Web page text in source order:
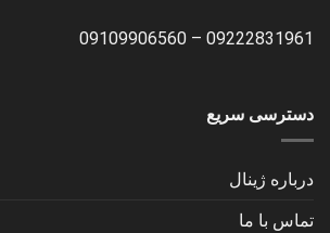
09222831961
–
09109906560
دسترسی سریع
درباره ژینال
تماس با ما